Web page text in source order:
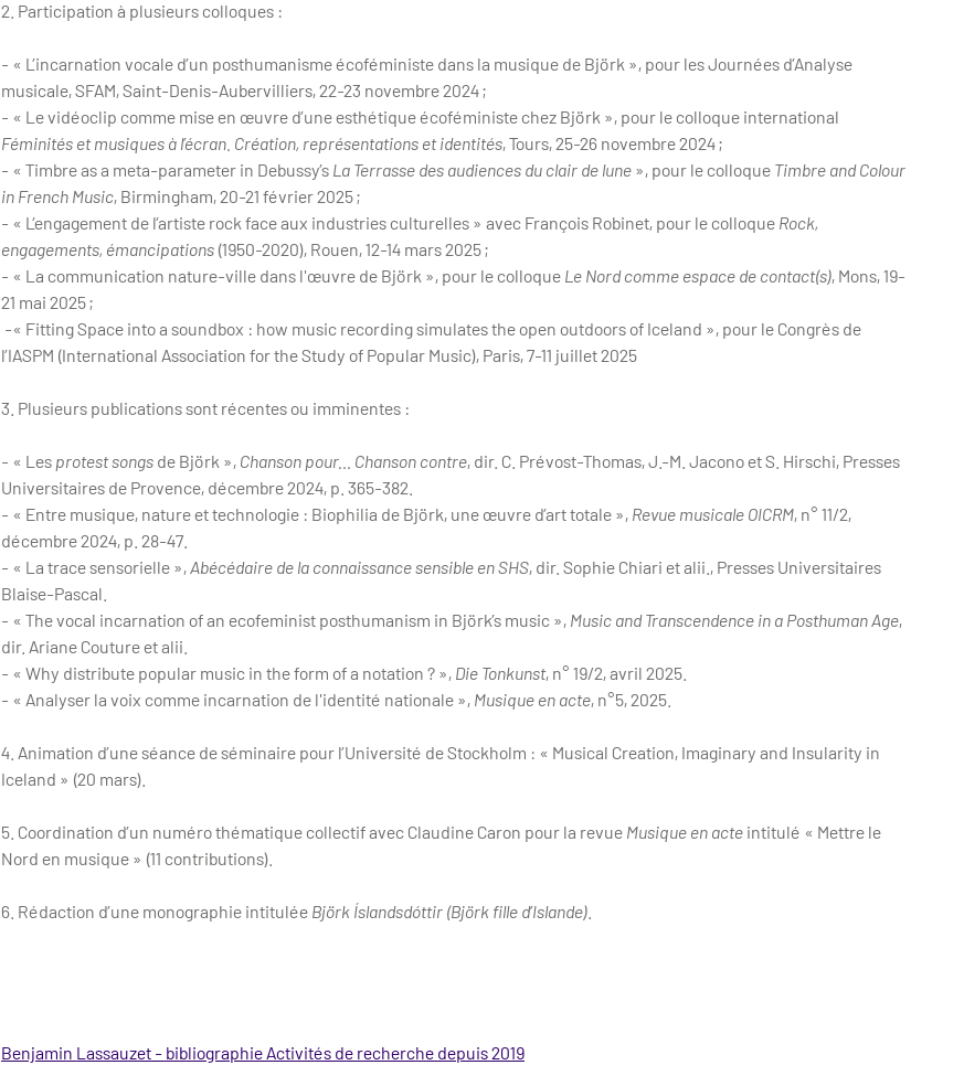
2. Participation à plusieurs colloques :
- « L’incarnation vocale d’un posthumanisme écoféministe dans la musique de Björk », pour les Journées d’Analyse
musicale, SFAM, Saint-Denis-Aubervilliers, 22-23 novembre 2024 ;
- « Le vidéoclip comme mise en œuvre d’une esthétique écoféministe chez Björk », pour le colloque international
Féminités et musiques à l’écran. Création, représentations et identités, Tours, 25-26 novembre 2024 ;
- « Timbre as a meta-parameter in Debussy’s La Terrasse des audiences du clair de lune», pour le colloque Timbre and Colour
in French Music, Birmingham, 20-21 février 2025 ;
- « L’engagement de l’artiste rock face aux industries culturelles » avec François Robinet, pour le colloque Rock,
engagements, émancipations(1950-2020), Rouen, 12-14 mars 2025 ;
- « La communication nature-ville dans l'œuvre de Björk », pour le colloque Le Nord comme espace de contact(s), Mons, 19-
21 mai 2025 ;
-« Fitting Space into a soundbox : how music recording simulates the open outdoors of Iceland », pour le Congrès de
l’IASPM (International Association for the Study of Popular Music), Paris, 7-11 juillet 2025
3. Plusieurs publications sont récentes ou imminentes :
- « Lesprotest songsde Björk », Chanson pour… Chanson contre, dir. C. Prévost-Thomas, J.-M. Jacono et S. Hirschi, Presses
Universitaires de Provence, décembre 2024, p. 365-382.
- « Entre musique, nature et technologie : Biophilia de Björk, une œuvre d’art totale », Revue musicale OICRM, n° 11/2,
décembre 2024, p. 28-47.
- « La trace sensorielle »,Abécédaire de la connaissance sensible en SHS, dir. Sophie Chiari et alii., Presses Universitaires
Blaise-Pascal.
- « The vocal incarnation of an ecofeminist posthumanism in Björk’s music », Music and Transcendence in a Posthuman Age,
dir. Ariane Couture et alii.
- « Why distribute popular music in the form of a notation ? », Die Tonkunst, n° 19/2, avril 2025.
- « Analyser la voix comme incarnation de l'identité nationale », Musique en acte, n°5, 2025.
4. Animation d’une séance de séminaire pour l’Université de Stockholm : « Musical Creation, Imaginary and Insularity in
Iceland » (20 mars).
5. Coordination d’un numéro thématique collectif avec Claudine Caron pour la revue Musique en acteintitulé « Mettre le
Nord en musique » (11 contributions).
6. Rédaction d’une monographie intitulée Björk Íslandsdóttir (Björk fille d’Islande).
Benjamin Lassauzet - bibliographie Activités de recherche depuis 2019